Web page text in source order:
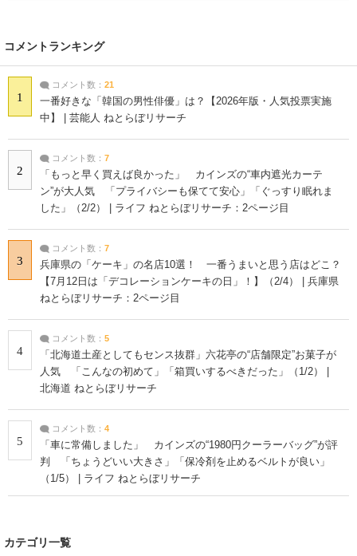
コメントランキング
1
コメント数： 21
一番好きな「韓国の男性俳優」は？【2026年版・人気投票実施
中】 | 芸能人 ねとらぼリサーチ
2
コメント数： 7
「もっと早く買えば良かった」 カインズの“車内遮光カーテ
ン”が大人気 「プライバシーも保てて安心」「ぐっすり眠れま
した」（2/2） | ライフ ねとらぼリサーチ：2ページ目
3
コメント数： 7
兵庫県の「ケーキ」の名店10選！ 一番うまいと思う店はどこ？
【7月12日は「デコレーションケーキの日」！】（2/4） | 兵庫県
ねとらぼリサーチ：2ページ目
4
コメント数： 5
「北海道土産としてもセンス抜群」六花亭の“店舗限定”お菓子が
人気 「こんなの初めて」「箱買いするべきだった」（1/2） |
北海道 ねとらぼリサーチ
5
コメント数： 4
「車に常備しました」 カインズの“1980円クーラーバッグ”が評
判 「ちょうどいい大きさ」「保冷剤を止めるベルトが良い」
（1/5） | ライフ ねとらぼリサーチ
カテゴリ一覧